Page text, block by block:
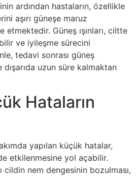
ardından hastaların, özellikle
aşırı güneşe maruz
etmektedir. Güneş ışınları, ciltte
ve iyileşme sürecini
tedavi sonrası güneş
uzun süre kalmaktan
Hataların
yapılan küçük hatalar,
etkilenmesine yol açabilir.
cildin nem dengesinin bozulması,